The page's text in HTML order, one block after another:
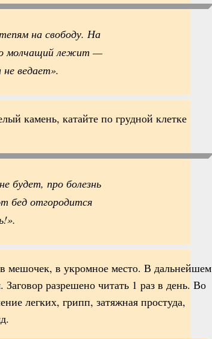
на свободу. На
молчащий лежит —
не ведает».
камень, катайте по грудной клетке
будет, про болезнь
бед отгородится
мешочек, в укромное место. В дальнейшем
разрешено читать 1 раз в день. Во
легких, грипп, затяжная простуда,